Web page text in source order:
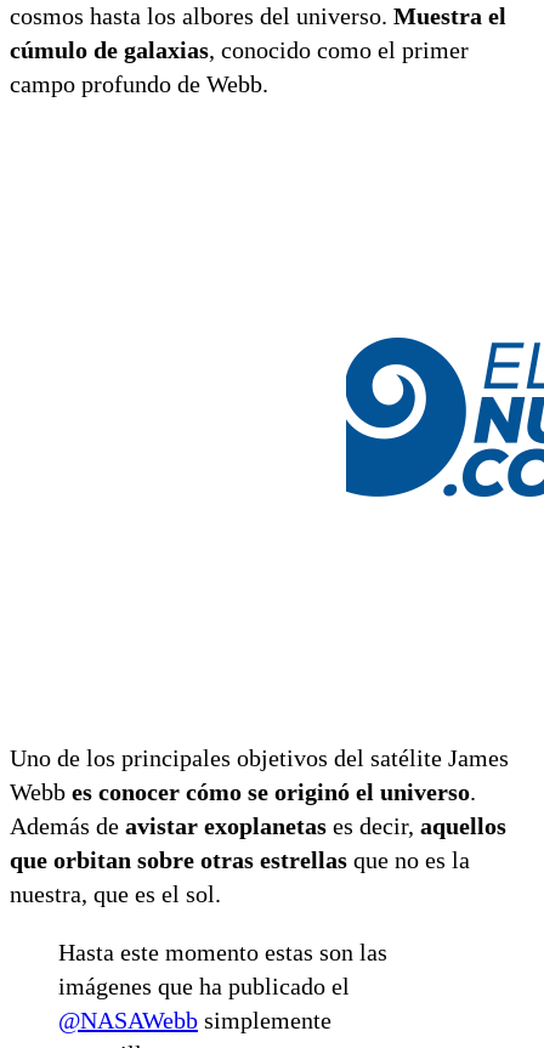
cosmos hasta los albores del universo. Muestra el
cúmulo de galaxias, conocido como el primer
campo profundo de Webb.
Uno de los principales objetivos del satélite James
Webb es conocer cómo se originó el universo.
Además de avistar exoplanetas es decir, aquellos
que orbitan sobre otras estrellas que no es la
nuestra, que es el sol.
Hasta este momento estas son las
imágenes que ha publicado el
@NASAWebb simplemente